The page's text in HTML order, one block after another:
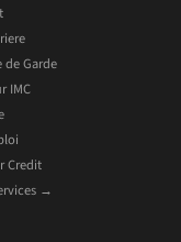
de Garde
IMC
Credit
→